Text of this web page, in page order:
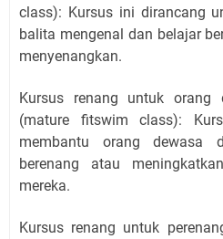
class): Kursus ini dirancang
balita mengenal dan belajar
menyenangkan.
Kursus renang untuk
(mature fitswim class):
membantu orang dewasa
berenang atau
mereka.
Kursus renang untuk